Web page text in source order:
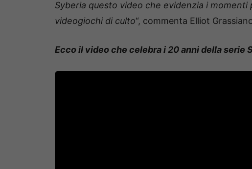
Syberia questo video che evidenzia i
videogiochi di culto“, commenta Elliot
Ecco il video che celebra i 20 anni della serie